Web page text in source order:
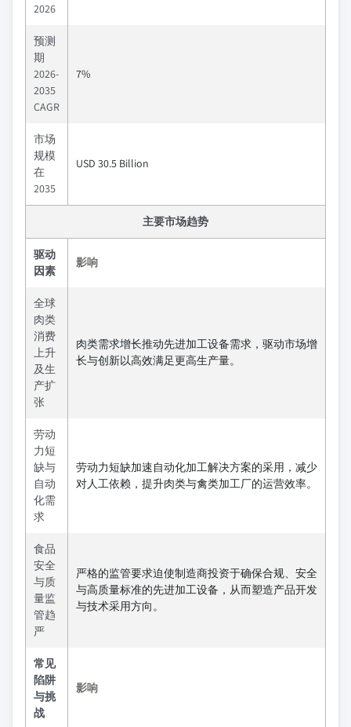
2026
预测
期
2026-
2035
CAGR
7%
市场
规模
在
2035
USD 30.5 Billion
主要市场趋势
驱动
因素
影响
全球
肉类
消费
上升
及生
产扩
张
肉类需求增长推动先进加工设备需求，驱动市场增
长与创新以高效满足更高生产量。
劳动
力短
缺与
自动
化需
求
劳动力短缺加速自动化加工解决方案的采用，减少
对人工依赖，提升肉类与禽类加工厂的运营效率。
食品
安全
与质
量监
管趋
严
严格的监管要求迫使制造商投资于确保合规、安全
与高质量标准的先进加工设备，从而塑造产品开发
与技术采用方向。
常见
陷阱
与挑
战
影响